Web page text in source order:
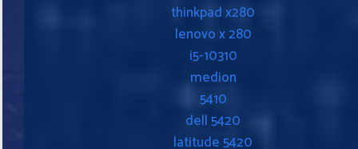
thinkpad x280
lenovo x 280
i5-10310
medion
5410
dell 5420
latitude 5420